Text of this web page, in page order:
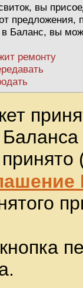
вы
предложения,
Баланс, вы
ремонту